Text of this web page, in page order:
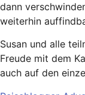
dann
weiterhin
Susan und alle
Freude mit dem
auch auf den